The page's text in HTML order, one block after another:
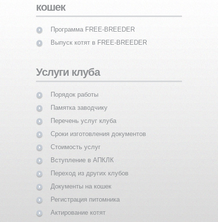
кошек
Программа FREE-BREEDER
Выпуск котят в FREE-BREEDER
Услуги клуба
Порядок работы
Памятка заводчику
Перечень услуг клуба
Сроки изготовления документов
Стоимость услуг
Вступление в АПКЛК
Переход из других клубов
Документы на кошек
Регистрация питомника
Актирование котят